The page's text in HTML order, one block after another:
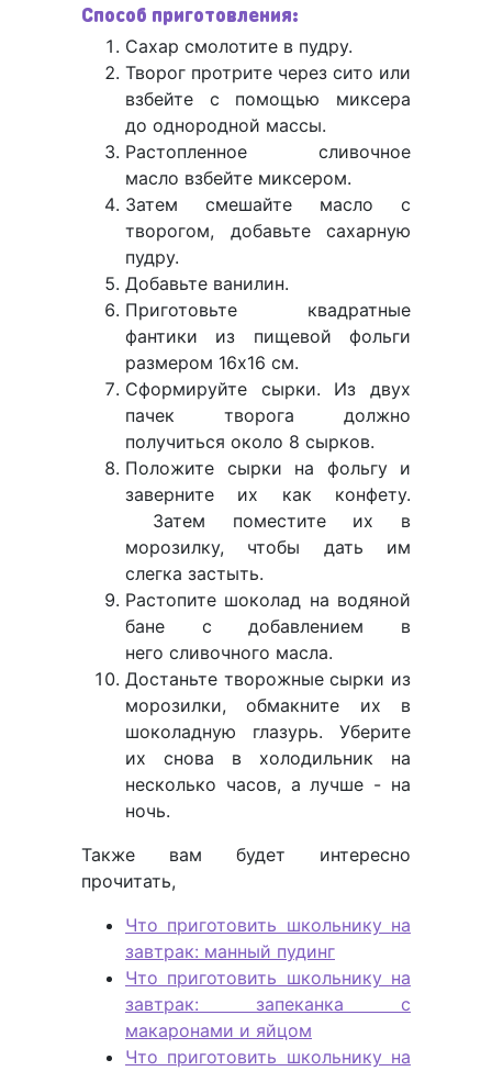
Способ приготовления:
Сахар смолотите в пудру.
Творог протрите через сито или
взбейте с помощью миксера
до однородной массы.
Растопленное сливочное
масло взбейте миксером.
Затем смешайте масло с
творогом, добавьте сахарную
пудру.
Добавьте ванилин.
Приготовьте квадратные
фантики из пищевой фольги
размером 16х16 см.
Сформируйте сырки. Из двух
пачек творога должно
получиться около 8 сырков.
Положите сырки на фольгу и
заверните их как конфету.
Затем поместите их в
морозилку, чтобы дать им
слегка застыть.
Растопите шоколад на водяной
бане с добавлением в
него сливочного масла.
Достаньте творожные сырки из
морозилки, обмакните их в
шоколадную глазурь. Уберите
их снова в холодильник на
несколько часов, а лучше - на
ночь.
Также вам будет интересно
прочитать,
Что приготовить школьнику на
завтрак: манный пудинг
Что приготовить школьнику на
завтрак: запеканка с
макаронами и яйцом
Что приготовить школьнику на